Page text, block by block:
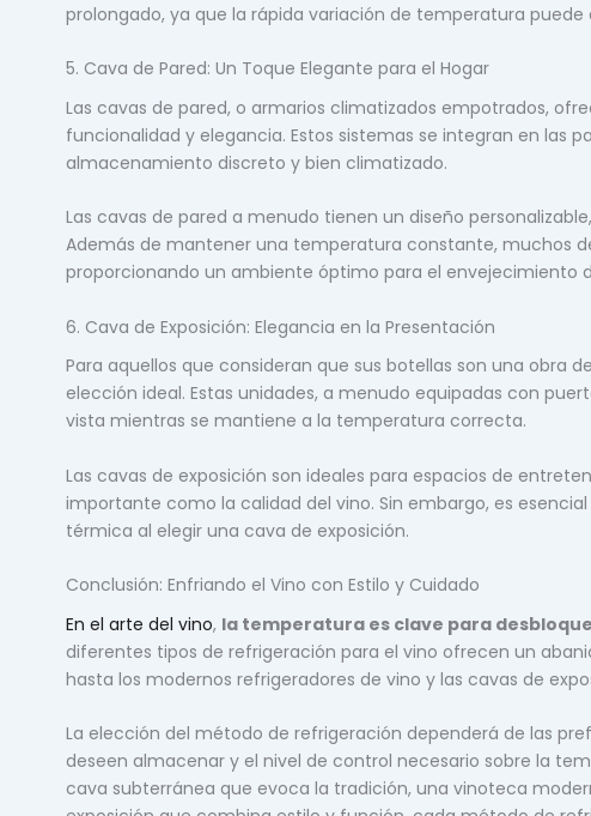
prolongado, ya que la rápida variación de temperatura puede
5. Cava de Pared: Un Toque Elegante para el Hogar
Las cavas de pared, o armarios climatizados empotrados,
funcionalidad y elegancia. Estos sistemas se integran en las
almacenamiento discreto y bien climatizado.
Las cavas de pared a menudo tienen un diseño
Además de mantener una temperatura constante, muchos
proporcionando un ambiente óptimo para el envejecimiento
6. Cava de Exposición: Elegancia en la Presentación
Para aquellos que consideran que sus botellas son una obra
elección ideal. Estas unidades, a menudo equipadas con
vista mientras se mantiene a la temperatura correcta.
Las cavas de exposición son ideales para espacios de
importante como la calidad del vino. Sin embargo, es
térmica al elegir una cava de exposición.
Conclusión: Enfriando el Vino con Estilo y Cuidado
En el arte del vino, la temperatura es clave para
diferentes tipos de refrigeración para el vino ofrecen un
hasta los modernos refrigeradores de vino y las cavas de
La elección del método de refrigeración dependerá de las
deseen almacenar y el nivel de control necesario sobre la
cava subterránea que evoca la tradición, una vinoteca